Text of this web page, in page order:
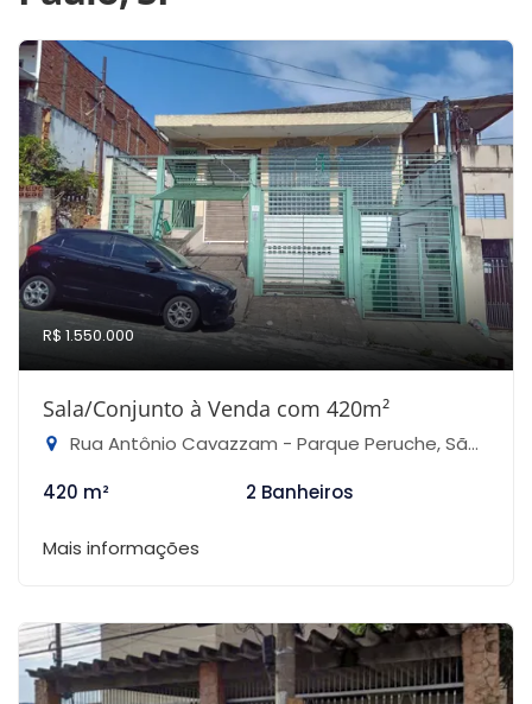
R$ 1.550.000
Sala/Conjunto à Venda com 420m²
Rua Antônio Cavazzam - Parque Peruche, São Paulo-SP
420 m²
2 Banheiros
Mais informações